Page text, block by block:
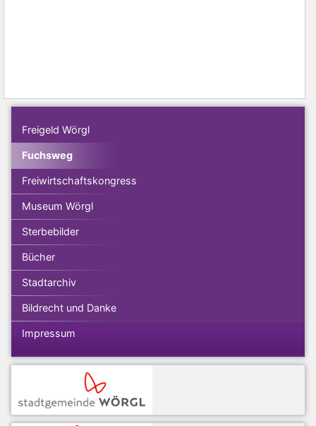
Freigeld Wörgl
Fuchsweg
Freiwirtschaftskongress
Museum Wörgl
Sterbebilder
Bücher
Stadtarchiv
Bildrecht und Danke
Impressum